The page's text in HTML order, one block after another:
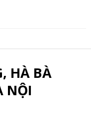
HÀ BÀ
NỘI